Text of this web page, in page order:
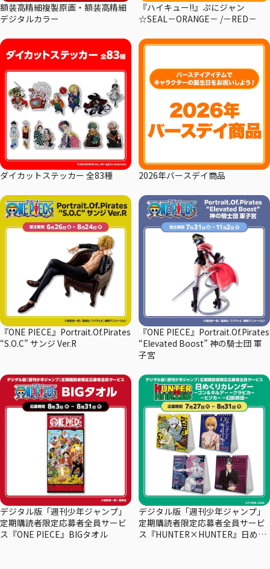
額装高精細複製原画・額装高精細
デジタルカラー
『ハイキュー!!』ぷにジャン
☆SEAL－ORANGE－ /－RED－
ダイカットステッカー 全83種 2026年バースデイ商品
『ONE PIECE』Portrait.Of.Pirates
“S.O.C” サンジ Ver.R
『ONE PIECE』Portrait.Of.Pirates
“Elevated Boost” 神の騎士団 軍
子宮
デジタル版「週刊少年ジャンプ」
定期購読者限定応募者全員サービ
ス『ONE PIECE』BIGタオル
デジタル版「週刊少年ジャンプ」
定期購読者限定応募者全員サービ
ス『HUNTER×HUNTER』日めく